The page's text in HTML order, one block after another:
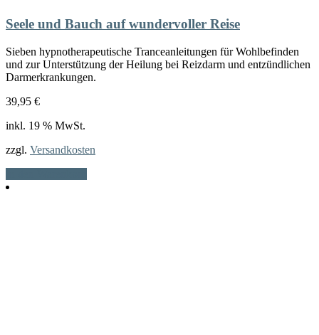
Seele und Bauch auf wundervoller Reise
Sieben hypnotherapeutische Tranceanleitungen für Wohlbefinden
und zur Unterstützung der Heilung bei Reizdarm und entzündlichen
Darmerkrankungen.
39,95 €
inkl. 19 % MwSt.
zzgl. Versandkosten